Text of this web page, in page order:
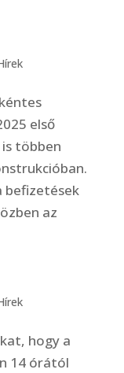
első
többen
befizetések
az
hogy a
14 órától